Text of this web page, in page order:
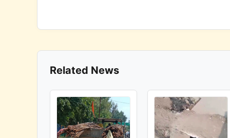
Related News